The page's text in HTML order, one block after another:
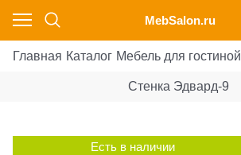
MebSalon.ru
Главная Каталог Мебель для гостиной
Стенка Эдвард-9
Есть в наличии